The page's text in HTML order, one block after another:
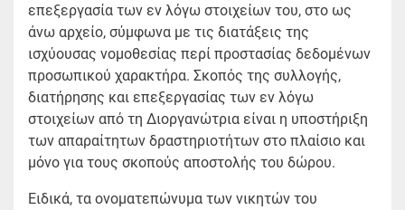
επεξεργασία των εν λόγω στοιχείων του, στο ως
άνω αρχείο, σύμφωνα με τις διατάξεις της
ισχύουσας νομοθεσίας περί προστασίας δεδομένων
προσωπικού χαρακτήρα. Σκοπός της συλλογής,
διατήρησης και επεξεργασίας των εν λόγω
στοιχείων από τη Διοργανώτρια είναι η υποστήριξη
των απαραίτητων δραστηριοτήτων στο πλαίσιο και
μόνο για τους σκοπούς αποστολής του δώρου.
Ειδικά, τα ονοματεπώνυμα των νικητών του